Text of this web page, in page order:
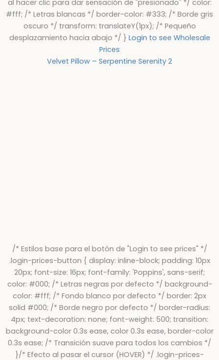
al hacer clic para dar sensación de "presionado" */ color:
#fff; /* Letras blancas */ border-color: #333; /* Borde gris
oscuro */ transform: translateY(1px); /* Pequeño
desplazamiento hacia abajo */ } Login to see Wholesale
Prices
Velvet Pillow – Serpentine Serenity 2
/* Estilos base para el botón de "Login to see prices" */
.login-prices-button { display: inline-block; padding: 10px
20px; font-size: 16px; font-family: 'Poppins', sans-serif;
color: #000; /* Letras negras por defecto */ background-
color: #fff; /* Fondo blanco por defecto */ border: 2px
solid #000; /* Borde negro por defecto */ border-radius:
4px; text-decoration: none; font-weight: 500; transition:
background-color 0.3s ease, color 0.3s ease, border-color
0.3s ease; /* Transición suave para todos los cambios */
}/* Efecto al pasar el cursor (HOVER) */ .login-prices-